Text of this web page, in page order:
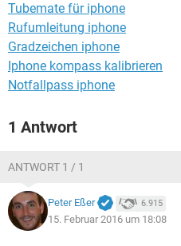
Tubemate für iphone
Rufumleitung iphone
Gradzeichen iphone
Iphone kompass kalibrieren
Notfallpass iphone
1 Antwort
ANTWORT 1 / 1
Peter Eßer 6.915
15. Februar 2016 um 18:08